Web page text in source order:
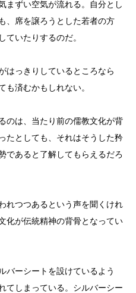
ずい空気が流れる。自分とし
、席を譲ろうとした若者の方
ていたりするのだ。
はっきりしているところなら
も済むかもしれない。
のは、当たり前の儒教文化が背
たとしても、それはそうした矜
であると了解してもらえるだろ
れつつあるという声を聞くけれ
化が伝統精神の背骨となってい
ーシートを設けているよう
てしまっている。シルバーシー